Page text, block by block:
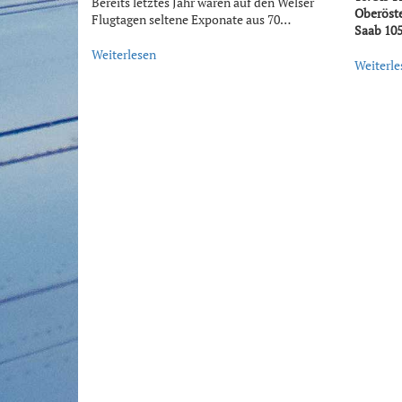
Flugtagen seltene Exponate aus 70…
Weiterlesen
Saab